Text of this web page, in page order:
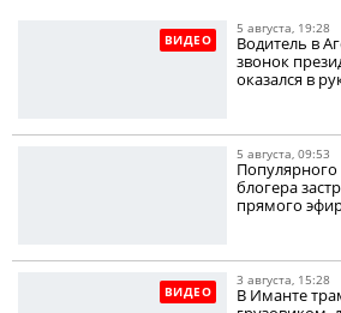
ВИДЕО
5 августа, 19:28
Водитель в
звонок
оказался в
5 августа, 09:53
Популярного
блогера
прямого
ВИДЕО
3 августа, 15:28
В Иманте